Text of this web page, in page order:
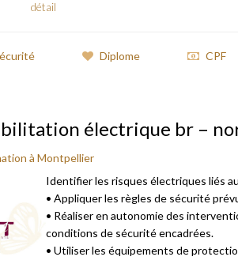
détail
Diplome CPF
électrique br –
à Montpellier
Identifier les risques électriques liés
• Appliquer les règles de sécurité
• Réaliser en autonomie des
conditions de sécurité encadrées.
• Utiliser les équipements de